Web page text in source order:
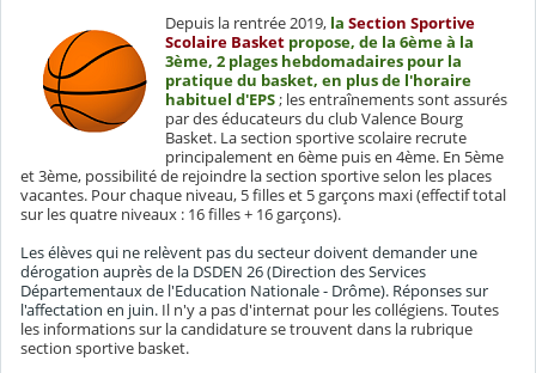
Depuis la rentrée 2019, la Section Sportive
Scolaire Basket propose, de la 6ème à la
3ème, 2 plages hebdomadaires pour la
pratique du basket, en plus de l'horaire
habituel d'EPS; les entraînements sont assurés
par des éducateurs du club Valence Bourg
Basket. La section sportive scolaire recrute
principalement en 6ème puis en 4ème. En 5ème
et 3ème, possibilité de rejoindre la section sportive selon les places
vacantes. Pour chaque niveau, 5 filles et 5 garçons maxi (effectif total
sur les quatre niveaux : 16 filles + 16 garçons).
Les élèves qui ne relèvent pas du secteur doivent demander une
dérogation auprès de la DSDEN 26 (Direction des Services
Départementaux de l'Education Nationale - Drôme). Réponses sur
l'affectation en juin. Il n'y a pas d'internat pour les collégiens. Toutes
les informations sur la candidature se trouvent dans la rubrique
section sportive basket.